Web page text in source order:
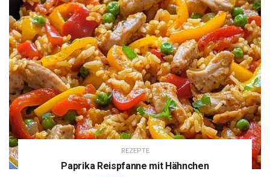
REZEPTE
Paprika Reispfanne mit Hähnchen